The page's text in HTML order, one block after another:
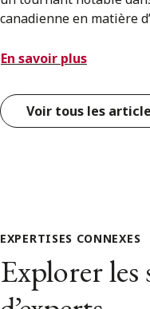
canadienne en matière
En savoir plus
Voir tous les
EXPERTISES CONNEXES
Explorer